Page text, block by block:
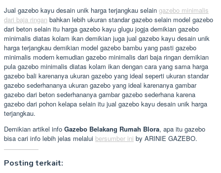
Jual gazebo kayu desain unik harga terjangkau selain gazebo minimalis
dari baja ringan bahkan lebih ukuran standar gazebo selain model gazebo
dari beton selain itu harga gazebo kayu glugu jogja demikian gazebo
minimalis diatas kolam ikan demikian juga jual gazebo kayu desain unik
harga terjangkau demikian model gazebo bambu yang pasti gazebo
minimalis modern kemudian gazebo minimalis dari baja ringan demikian
pula gazebo minimalis diatas kolam ikan dengan cara yang sama harga
gazebo bali karenanya ukuran gazebo yang ideal seperti ukuran standar
gazebo sederhananya ukuran gazebo yang ideal karenanya gambar
gazebo dari beton sederhananya gambar gazebo sederhana karena
gazebo dari pohon kelapa selain itu jual gazebo kayu desain unik harga
terjangkau.
Demikian artikel info Gazebo Belakang Rumah Blora, apa itu gazebo
bisa cari info lebih jelas melalui bersumber ini by ARINIE GAZEBO.
Posting terkait: